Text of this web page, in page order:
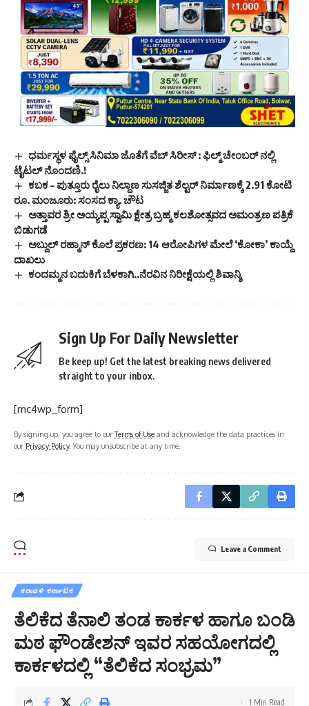
ಧರ್ಮಸ್ಥಳ ಫೈಲ್ಸ್ ಸಿನಿಮಾ ಜೊತೆಗೆ ವೆಬ್ ಸಿರೀಸ್ : ಫಿಲ್ಮ್ ಚೇಂಬರ್ ನಲ್ಲಿ
ಟೈಟಲ್ ನೊಂದಣಿ.!
ಕಬಕ – ಪುತ್ತೂರು ರೈಲು ನಿಲ್ದಾಣ ಸುಸಜ್ಜಿತ ಶೆಲ್ಟರ್ ನಿರ್ಮಾಣಕ್ಕೆ 2.91 ಕೋಟಿ
ರೂ. ಮಂಜೂರು: ಸಂಸದ ಕ್ಯಾ. ಚೌಟ
ಅತ್ತಾವರ ಶ್ರೀ ಅಯ್ಯಪ್ಪ ಸ್ವಾಮಿ ಕ್ಷೇತ್ರ ಬ್ರಹ್ಮ ಕಲಶೋತ್ಸವದ ಅಮಂತ್ರಣ ಪತ್ರಿಕೆ
ಬಿಡುಗಡೆ
ಅಬ್ದುಲ್ ರಹ್ಮಾನ್ ಕೊಲೆ ಪ್ರಕರಣ: 14 ಆರೋಪಿಗಳ ಮೇಲೆ ‘ಕೋಕಾ’ ಕಾಯ್ದೆ
ದಾಖಲು
ಕಂದಮ್ಮನ ಬದುಕಿಗೆ ಬೆಳಕಾಗಿ..ನೆರವಿನ ನಿರೀಕ್ಷೆಯಲ್ಲಿ ಶಿವಾನ್ಶಿ
Sign Up For Daily Newsletter
Be keep up! Get the latest breaking news delivered
straight to your inbox.
[mc4wp_form]
By signing up, you agree to ourTerms of Use and acknowledge the data practices in
our Privacy Policy. You may unsubscribe at any time.
Leave a Comment
ಕರಾವಳಿ ಕರ್ನಾಟಕ
ತೆಲಿಕೆದ ತೆನಾಲಿ ತಂಡ ಕಾರ್ಕಳ ಹಾಗೂ ಬಂಡಿ
ಮಠ ಫೌಂಡೇಶನ್ ಇವರ ಸಹಯೋಗದಲ್ಲಿ
ಕಾರ್ಕಳದಲ್ಲಿ “ತೆಲಿಕೆದ ಸಂಭ್ರಮ”
1 Min Read